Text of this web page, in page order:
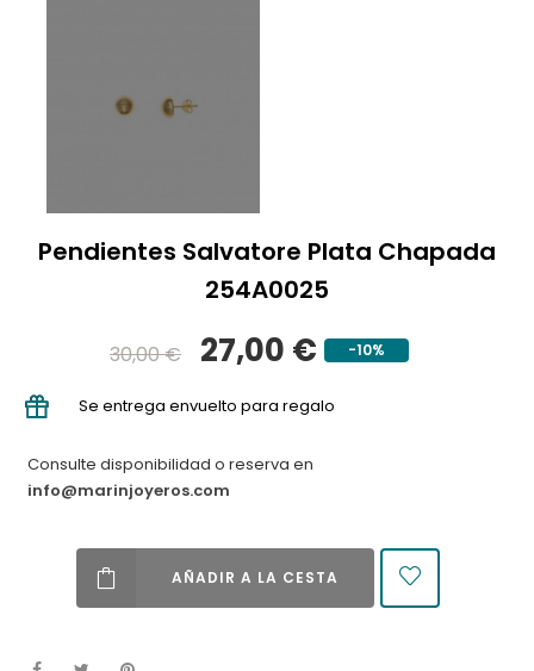
Pendientes Salvatore Plata Chapada
254A0025
30,00 € 27,00 € -10%
Se entrega envuelto para regalo
Consulte disponibilidad o reserva en
info@marinjoyeros.com
AÑADIR A LA CESTA